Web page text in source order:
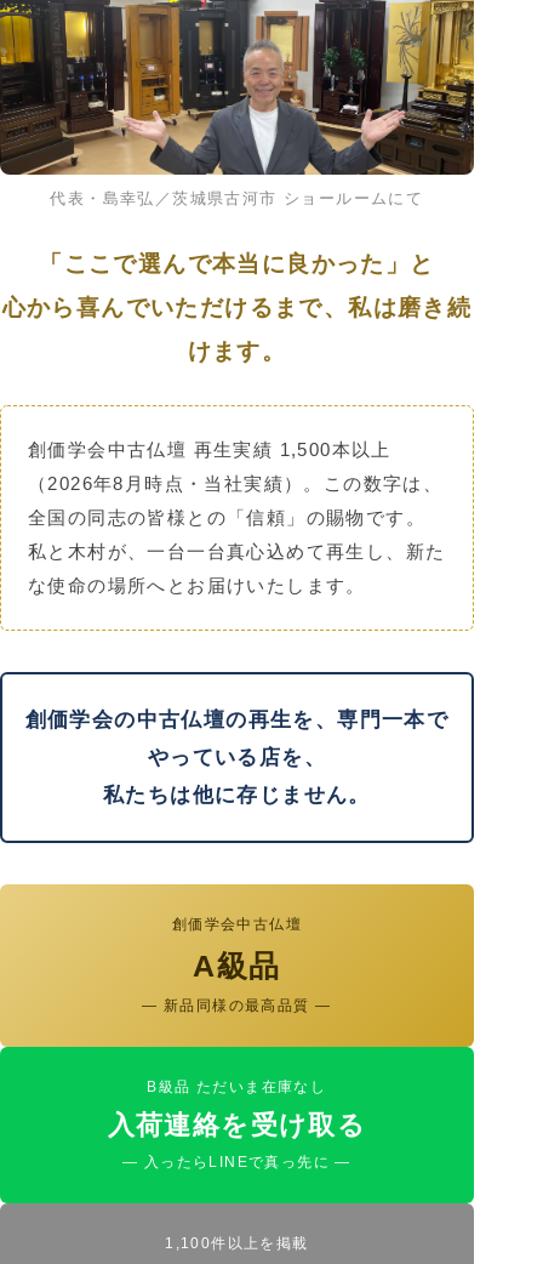
代表・島幸弘／茨城県古河市 ショールームにて
「ここで選んで本当に良かった」と
心から喜んでいただけるまで、私は磨き続
けます。
創価学会中古仏壇 再生実績 1,500本以上
（2026年8月時点・当社実績）。この数字は、
全国の同志の皆様との「信頼」の賜物です。
私と木村が、一台一台真心込めて再生し、新た
な使命の場所へとお届けいたします。
創価学会の中古仏壇の再生を、専門一本で
やっている店を、
私たちは他に存じません。
創価学会中古仏壇
A級品
— 新品同様の最高品質 —
B級品 ただいま在庫なし
入荷連絡を受け取る
— 入ったらLINEで真っ先に —
1,100件以上を掲載